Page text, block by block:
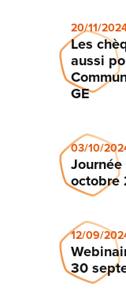
20/11/
Les
aussi
GE
03/10/
octobre
12/09/
30